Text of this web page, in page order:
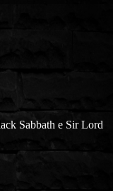
Sabbath e Sir Lord